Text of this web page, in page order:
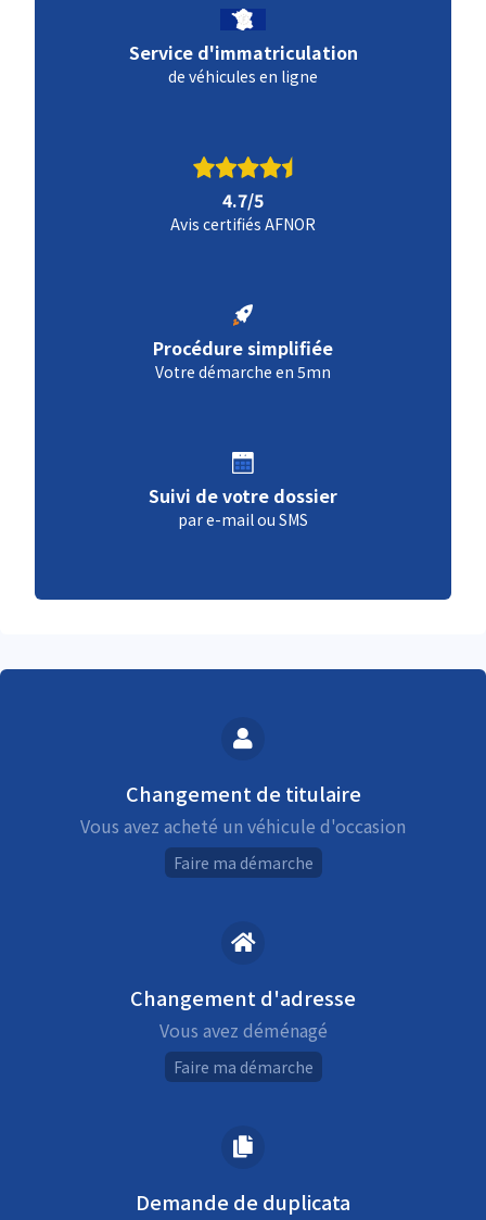
Service d'immatriculation
de véhicules en ligne
4.7/5
Avis certifiés AFNOR
Procédure simplifiée
Votre démarche en 5mn
Suivi de votre dossier
par e-mail ou SMS
Changement de titulaire
Vous avez acheté un véhicule d'occasion
Faire ma démarche
Changement d'adresse
Vous avez déménagé
Faire ma démarche
Demande de duplicata